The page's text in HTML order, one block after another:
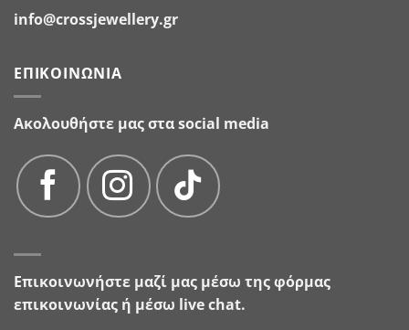
info@crossjewellery.gr
ΕΠΙΚΟΙΝΩΝΊΑ
Ακολουθήστε μας στα social media
Επικοινωνήστε μαζί μας μέσω τηςφόρμας
επικοινωνίας ή μέσω live chat.